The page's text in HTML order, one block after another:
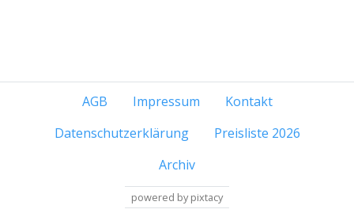
AGB Impressum
Kontakt
Datenschutzerklärung
Preisliste 2026
Archiv
powered by pixtacy